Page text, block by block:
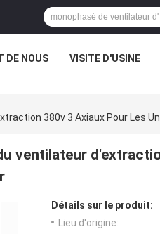
DE NOUS VISITE D'USINE
380v 3 Axiaux Pour Les
ventilateur
Détails sur le produit:
Lieu d'origine: